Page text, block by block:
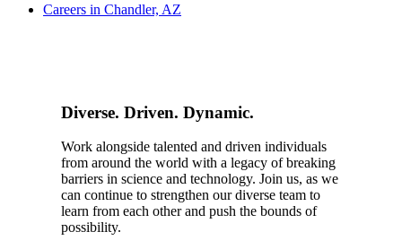
Careers in Chandler, AZ
Diverse. Driven. Dynamic.
Work alongside talented and driven individuals
from around the world with a legacy of breaking
barriers in science and technology. Join us, as we
can continue to strengthen our diverse team to
learn from each other and push the bounds of
possibility.